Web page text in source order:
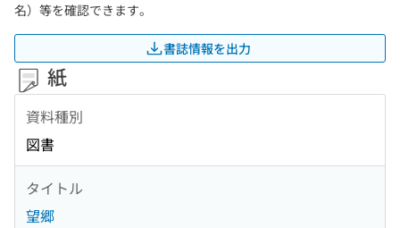
名）等を確認できます。
書誌情報を出力
紙
資料種別
図書
タイトル
望郷